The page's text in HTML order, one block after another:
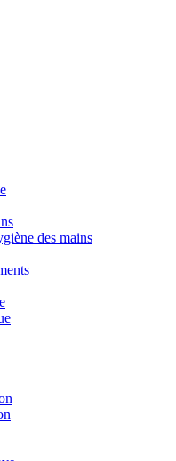
des mains